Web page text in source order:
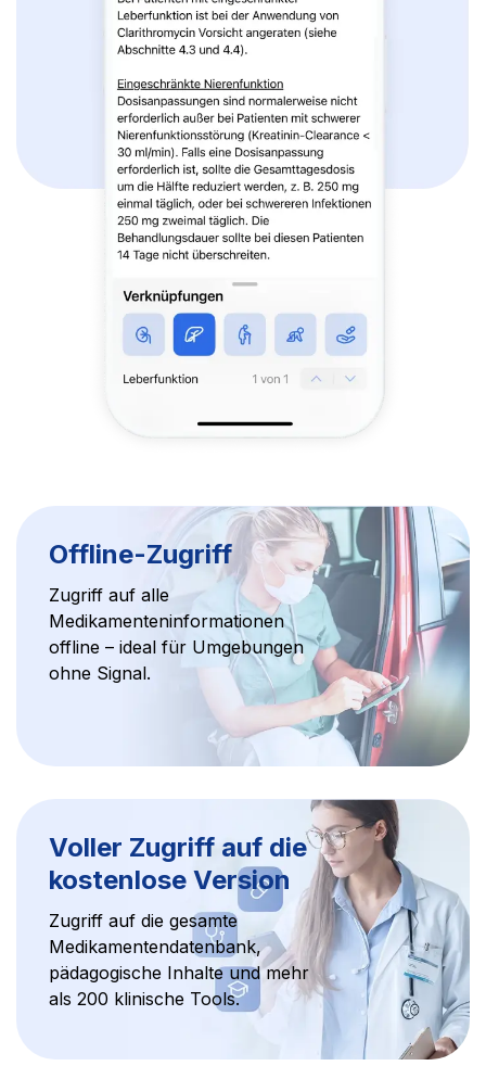
Offline-Zugriff
Zugriff auf alle
Medikamenteninformationen
offline – ideal für Umgebungen
ohne Signal.
Voller Zugriff auf die
kostenlose Version
Zugriff auf die gesamte
Medikamentendatenbank,
pädagogische Inhalte und mehr
als 200 klinische Tools.